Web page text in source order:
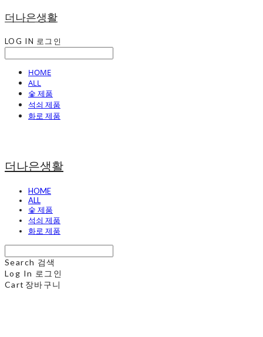
더나은생활
LOG IN 로그인
HOME
ALL
숯 제품
석쇠 제품
화로 제품
더나은생활
HOME
ALL
숯 제품
석쇠 제품
화로 제품
Search 검색
Log In 로그인
Cart 장바구니